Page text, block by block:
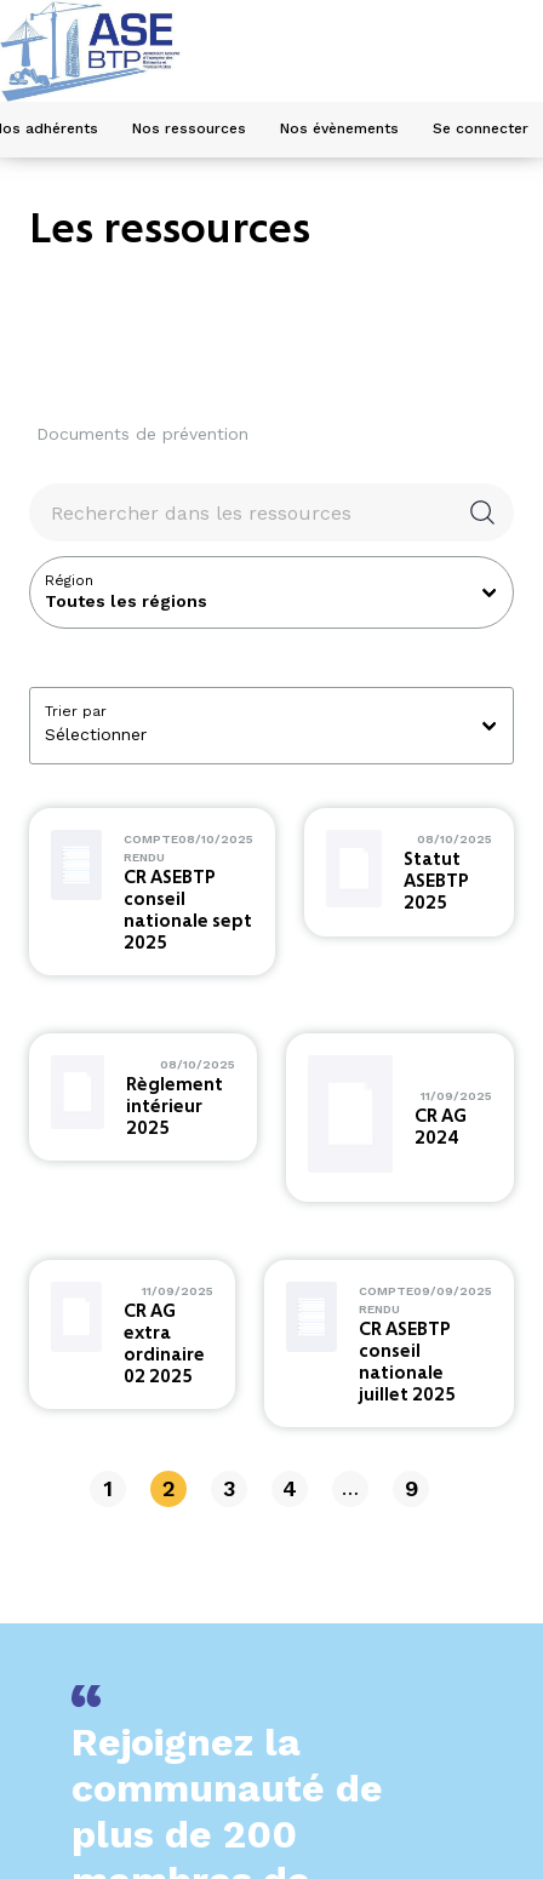
adhérents Nos ressources Nos évènements Se connecter
Les ressources
Documents de prévention
Région
Trier par
COMPTE
RENDU
08/10/2025
CR ASEBTP
conseil
nationale sept
2025
08/10/2025
Statut
ASEBTP
2025
08/10/2025
Règlement
intérieur
2025
11/09/2025
CR AG
2024
11/09/2025
CR AG
extra
ordinaire
02 2025
COMPTE
RENDU
09/09/2025
CR ASEBTP
conseil
nationale
juillet 2025
1 2 3 4 … 9
Rejoignez la
communauté de
plus de 200